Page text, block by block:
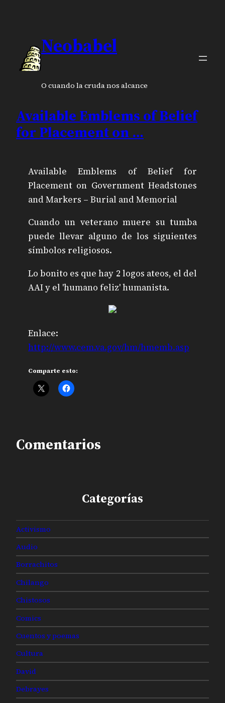
Neobabel
O cuando la cruda nos alcance
Available Emblems of Belief
for Placement on …
Available Emblems of Belief for
Placement on Government Headstones
and Markers – Burial and Memorial
Cuando un veterano muere su tumba
puede llevar alguno de los siguientes
símbolos religiosos.
Lo bonito es que hay 2 logos ateos, el del
AAI y el 'humano feliz' humanista.
Enlace:
http://www.cem.va.gov/hm/hmemb.asp
Comparte esto:
Comentarios
Categorías
Activismo
Audio
Borrachitos
Chilango
Chistosos
Comics
Cuentos y poemas
Cultura
David
Debrayes